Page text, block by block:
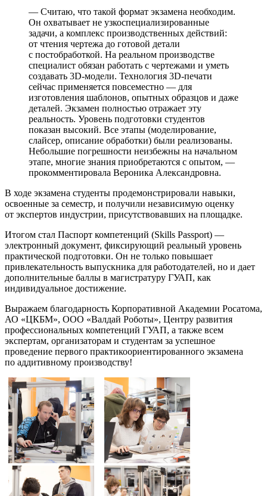
— Считаю, что такой формат экзамена необходим.
Он охватывает не узкоспециализированные
задачи, а комплекс производственных действий:
от чтения чертежа до готовой детали
с постобработкой. На реальном производстве
специалист обязан работать с чертежами и уметь
создавать 3D-модели. Технология 3D-печати
сейчас применяется повсеместно — для
изготовления шаблонов, опытных образцов и даже
деталей. Экзамен полностью отражает эту
реальность. Уровень подготовки студентов
показан высокий. Все этапы (моделирование,
слайсер, описание обработки) были реализованы.
Небольшие погрешности неизбежны на начальном
этапе, многие знания приобретаются с опытом, —
прокомментировала Вероника Александровна.
В ходе экзамена студенты продемонстрировали навыки,
освоенные за семестр, и получили независимую оценку
от экспертов индустрии, присутствовавших на площадке.
Итогом стал Паспорт компетенций (Skills Passport) —
электронный документ, фиксирующий реальный уровень
практической подготовки. Он не только повышает
привлекательность выпускника для работодателей, но и дает
дополнительные баллы в магистратуру ГУАП, как
индивидуальное достижение.
Выражаем благодарность Корпоративной Академии Росатома,
АО «ЦКБМ», ООО «Валдай Роботы», Центру развития
профессиональных компетенций ГУАП, а также всем
экспертам, организаторам и студентам за успешное
проведение первого практикоориентированного экзамена
по аддитивному производству!